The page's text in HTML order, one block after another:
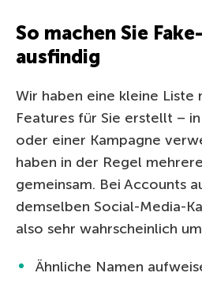
So machen Sie
ausfindig
Wir haben eine kleine
Features für Sie erstellt –
oder einer Kampagne
haben in der Regel
gemeinsam. Bei Accounts
demselben Social-Media-
also sehr wahrscheinlich
Ähnliche Namen